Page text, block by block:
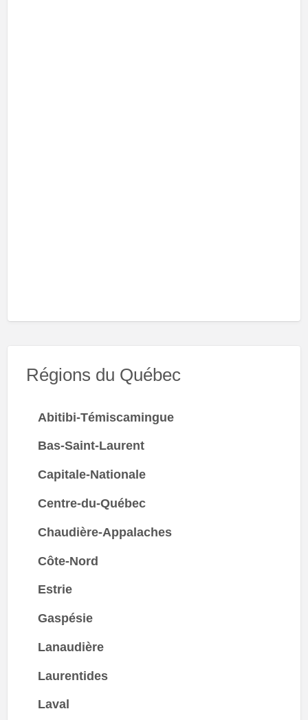
Régions du Québec
Abitibi-Témiscamingue
Bas-Saint-Laurent
Capitale-Nationale
Centre-du-Québec
Chaudière-Appalaches
Côte-Nord
Estrie
Gaspésie
Lanaudière
Laurentides
Laval